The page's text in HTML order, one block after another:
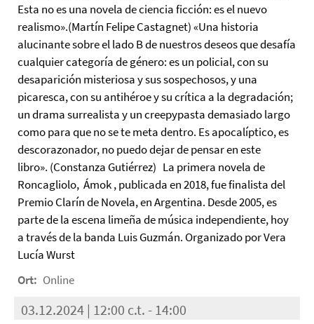
Esta no es una novela de ciencia ficción: es el nuevo
realismo».(Martín Felipe Castagnet) «Una historia
alucinante sobre el lado B de nuestros deseos que desafía
cualquier categoría de género: es un policial, con su
desaparición misteriosa y sus sospechosos, y una
picaresca, con su antihéroe y su crítica a la degradación;
un drama surrealista y un creepypasta demasiado largo
como para que no se te meta dentro. Es apocalíptico, es
descorazonador, no puedo dejar de pensar en este
libro». (Constanza Gutiérrez) La primera novela de
Roncagliolo, Ámok , publicada en 2018, fue finalista del
Premio Clarín de Novela, en Argentina. Desde 2005, es
parte de la escena limeña de música independiente, hoy
a través de la banda Luis Guzmán. Organizado por Vera
Lucía Wurst
Ort: Online
03.12.2024 | 12:00 c.t. - 14:00